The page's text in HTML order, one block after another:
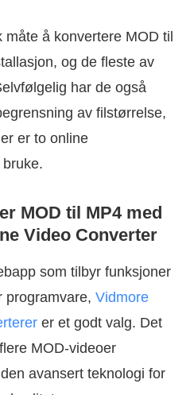
å konvertere MOD til
og de fleste av
har de også
av filstørrelse,
er to online
MOD til MP4 med
Video Converter
som tilbyr funksjoner
Vidmore
er et godt valg. Det
MOD-videoer
avansert teknologi for